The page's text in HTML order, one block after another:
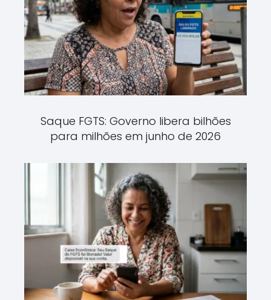
Saque FGTS: Governo libera bilhões
para milhões em junho de 2026